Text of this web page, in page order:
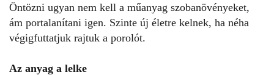
Öntözni ugyan nem kell a műanyag szobanövényeket,
ám portalanítani igen. Szinte új életre kelnek, ha néha
végigfuttatjuk rajtuk a porolót.
Az anyag a lelke